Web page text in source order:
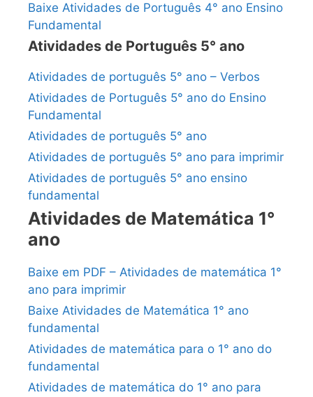
Baixe Atividades de Português 4° ano Ensino
Fundamental
Atividades de Português 5° ano
Atividades de português 5° ano – Verbos
Atividades de Português 5° ano do Ensino
Fundamental
Atividades de português 5° ano
Atividades de português 5° ano para imprimir
Atividades de português 5° ano ensino
fundamental
Atividades de Matemática 1°
ano
Baixe em PDF – Atividades de matemática 1°
ano para imprimir
Baixe Atividades de Matemática 1° ano
fundamental
Atividades de matemática para o 1° ano do
fundamental
Atividades de matemática do 1° ano para